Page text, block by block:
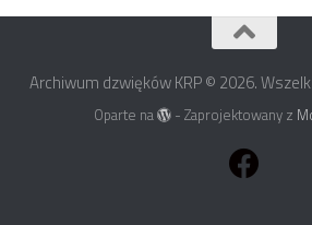
Archiwum dzwięków KRP © 2026.
Oparte na - Zaprojektowany z